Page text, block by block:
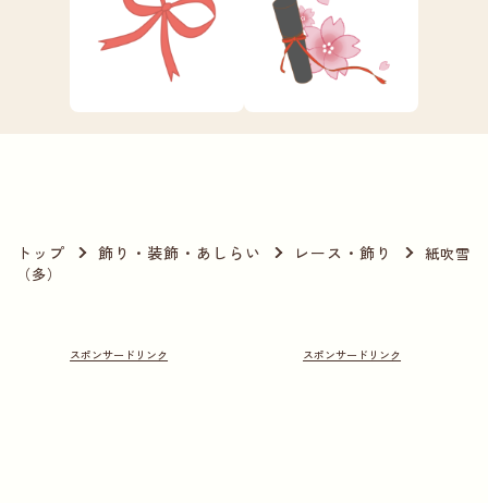
トップ 飾り・装飾・あしらい レース・飾り
紙吹雪
（多）